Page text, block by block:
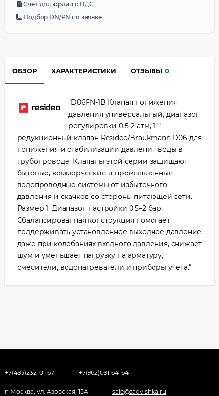
Счет для юрлиц с НДС
Подбор DN/PN по заявке
ОБЗОР ХАРАКТЕРИСТИКИ ОТЗЫВЫ 0
"D06FN-1B Клапан понижения
давления универсальный, диапазон
регулировки 0.5-2 атм, 1"" —
редукционный клапан Resideo/Braukmann D06 для
понижения и стабилизации давления воды в
трубопроводе. Клапаны этой серии защищают
бытовые, коммерческие и промышленные
водопроводные системы от избыточного
давления и скачков со стороны питающей сети.
Размер 1. Диапазон настройки 0.5–2 бар.
Сбалансированная конструкция помогает
поддерживать установленное выходное давление
даже при колебаниях входного давления, снижает
шум и уменьшает нагрузку на арматуру,
смесители, водонагреватели и приборы учета."
+7(495)232-01-67 +7(962)091-64-64
г. Москва, ул. Азовская, 15А sale@zadvishka.ru